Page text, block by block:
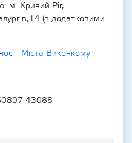
м. Кривий Ріг,
(з додатковими
Міста Виконкому
43088